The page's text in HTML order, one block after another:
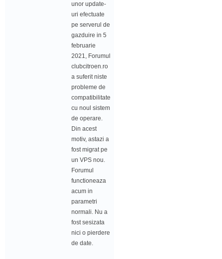
unor update-
uri efectuate
pe serverul de
gazduire in 5
februarie
2021, Forumul
clubcitroen.ro
a suferit niste
probleme de
compatibilitate
cu noul sistem
de operare.
Din acest
motiv, astazi a
fost migrat pe
un VPS nou.
Forumul
functioneaza
acum in
parametri
normali. Nu a
fost sesizata
nici o pierdere
de date.